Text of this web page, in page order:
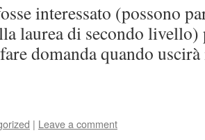
interessato (possono
laurea di secondo
domanda quando
| Leave a comment